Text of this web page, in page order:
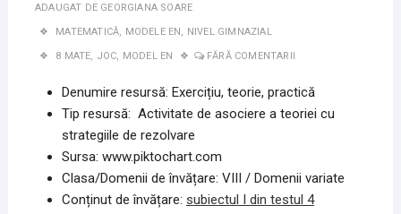
ADAUGAT DE GEORGIANA SOARE
MATEMATICĂ, MODELE EN, NIVEL GIMNAZIAL
8 MATE, JOC, MODEL EN FĂRĂ COMENTARII
Denumire resursă: Exercițiu, teorie, practică
Tip resursă: Activitate de asociere a teoriei cu
strategiile de rezolvare
Sursa: www.piktochart.com
Clasa/Domenii de învățare: VIII / Domenii variate
Conținut de învățare: subiectul I din testul 4